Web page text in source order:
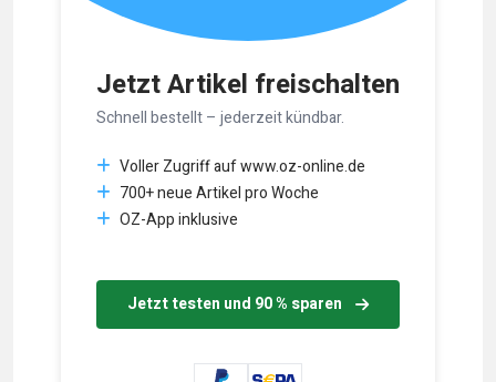
Jetzt Artikel freischalten
Schnell bestellt – jederzeit kündbar.
Voller Zugriff auf www.oz-online.de
700+ neue Artikel pro Woche
OZ-App inklusive
Jetzt testen und 90 % sparen